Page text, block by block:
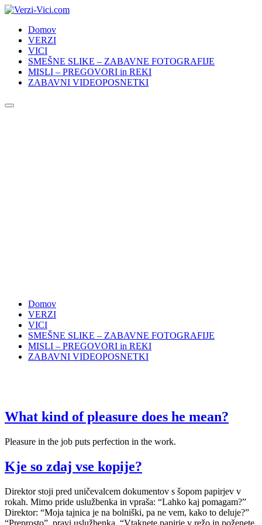
Skip
contentDomov
VERZI
VICI
SMEŠNE SLIKE – ZABAVNE FOTOGRAFIJE
MISLI – PREGOVORI in REKI
ZABAVNI VIDEOPOSNETKI
Domov
VERZI
VICI
SMEŠNE SLIKE – ZABAVNE FOTOGRAFIJE
MISLI – PREGOVORI in REKI
ZABAVNI VIDEOPOSNETKI
What kind of pleasure does he mean?
Pleasure in the job puts perfection in the work.
Kje so zdaj vse kopije?
Direktor stoji pred uničevalcem dokumentov s šopom papirjev v
rokah. Mimo pride uslužbenka in vpraša: “Lahko kaj pomagam?”
Direktor: “Moja tajnica je na bolniški, pa ne vem, kako to deluje?”
“Preprosto”, pravi uslužbenka, “Vtaknete papirje v režo in poženete